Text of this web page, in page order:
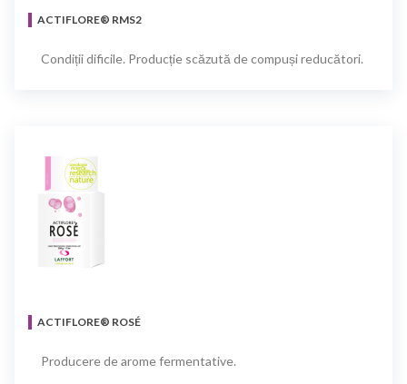
ACTIFLORE® RMS2
Condiții dificile. Producție scăzută de compuși reducători.
ACTIFLORE® ROSÉ
Producere de arome fermentative.